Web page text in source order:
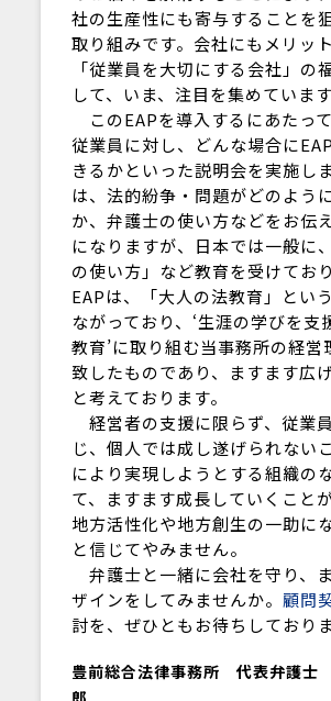
社の生産性にも寄与することを
取り組みです。会社にもメリット
「従業員を大切にする会社」の
して、いま、注目を集めています
このEAPを導入するにあたっ
従業員に対し、どんな場合に
きるかといった説明会を実施し
は、法的紛争・問題がどのよう
か、弁護士の使い方などをお伝
になりますが、日本では一般に
の使い方」など教育を受けてお
EAPは、「大人の法教育」とい
ながっており、‘生涯の学びを支
教育’に取り組む当事務所の経営
致したものであり、ますます広
と考えております。
経営者の支援に限らず、従業
じ、個人では成し遂げられない
により実現しようとする組織の
て、ますます成長していくこと
地方活性化や地方創生の一助に
と信じてやみません。
弁護士と一緒に会社を守り、
ザインをしてみませんか。 顧問
討を、ぜひともお待ちしておりま
豊前総合法律事務所 代表弁護
郎